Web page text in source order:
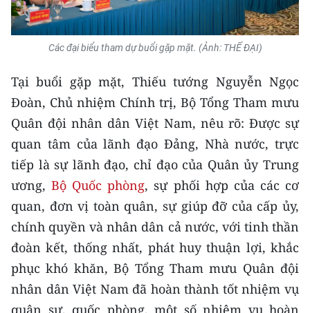
Media Du lịch
Media Thể thao
Media Giáo dục
Media Y tế
Media Khoa học - Công nghệ
Media Môi trường
Ảnh
Infographic
Các đại biểu tham dự buổi gặp mặt. (Ảnh: THẾ ĐẠI)
Tại buổi gặp mặt, Thiếu tướng Nguyễn Ngọc
Đoàn, Chủ nhiệm Chính trị, Bộ Tổng Tham mưu
Quân đội nhân dân Việt Nam, nêu rõ: Được sự
quan tâm của lãnh đạo Đảng, Nhà nước, trực
tiếp là sự lãnh đạo, chỉ đạo của Quân ủy Trung
ương,Bộ Quốc phòng, sự phối hợp của các cơ
quan, đơn vị toàn quân, sự giúp đỡ của cấp ủy,
chính quyền và nhân dân cả nước, với tinh thần
đoàn kết, thống nhất, phát huy thuận lợi, khắc
phục khó khăn, Bộ Tổng Tham mưu Quân đội
nhân dân Việt Nam đã hoàn thành tốt nhiệm vụ
quân sự, quốc phòng, một số nhiệm vụ hoàn